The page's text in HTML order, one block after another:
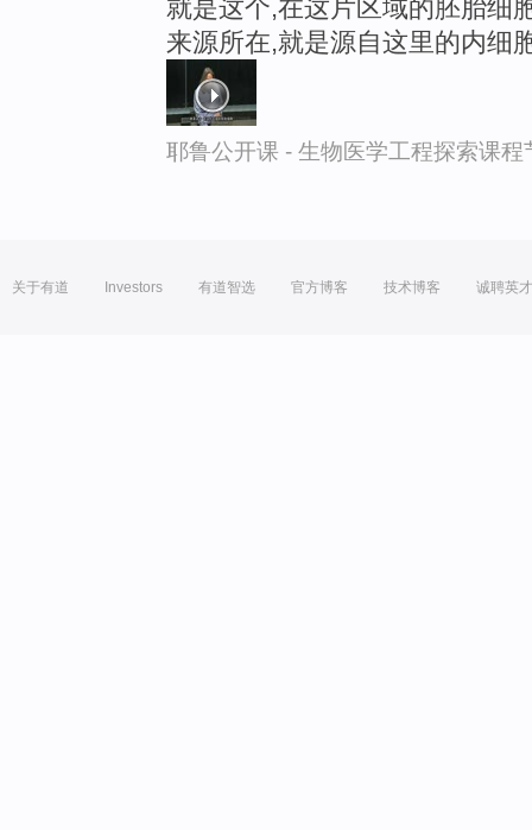
就是这个,在这片区域的胚胎细
来源所在,就是源自这里的内细
耶鲁公开课 - 生物医学工程探索课程
关于有道 Investors 有道智选 官方博客 技术博客 诚聘英才